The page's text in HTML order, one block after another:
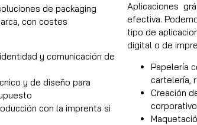
de packaging
con costes
y comunicación de
y de diseño para
con la imprenta si
Aplicaciones
efectiva.
tipo de
digital o de
Papelería
cartelería,
Creación